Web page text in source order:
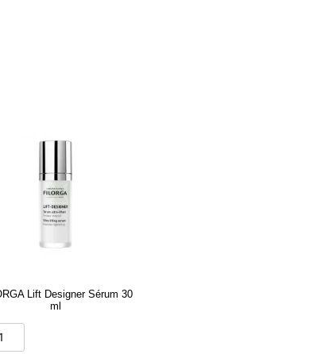
Lift Designer Sérum 30
ml